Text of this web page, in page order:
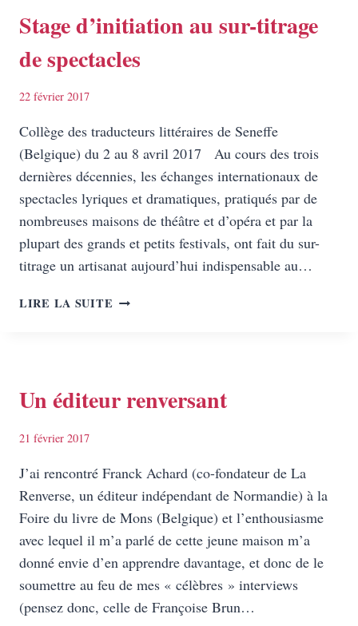
Stage d’initiation au sur-titrage
de spectacles
22 février 2017
Collège des traducteurs littéraires de Seneffe
(Belgique) du 2 au 8 avril 2017 Au cours des trois
dernières décennies, les échanges internationaux de
spectacles lyriques et dramatiques, pratiqués par de
nombreuses maisons de théâtre et d’opéra et par la
plupart des grands et petits festivals, ont fait du sur-
titrage un artisanat aujourd’hui indispensable au…
LIRE LA SUITE STAGE
SPECTACLES
Un éditeur renversant
21 février 2017
J’ai rencontré Franck Achard (co-fondateur de La
Renverse, un éditeur indépendant de Normandie) à la
Foire du livre de Mons (Belgique) et l’enthousiasme
avec lequel il m’a parlé de cette jeune maison m’a
donné envie d’en apprendre davantage, et donc de le
soumettre au feu de mes « célèbres » interviews
(pensez donc, celle de Françoise Brun…